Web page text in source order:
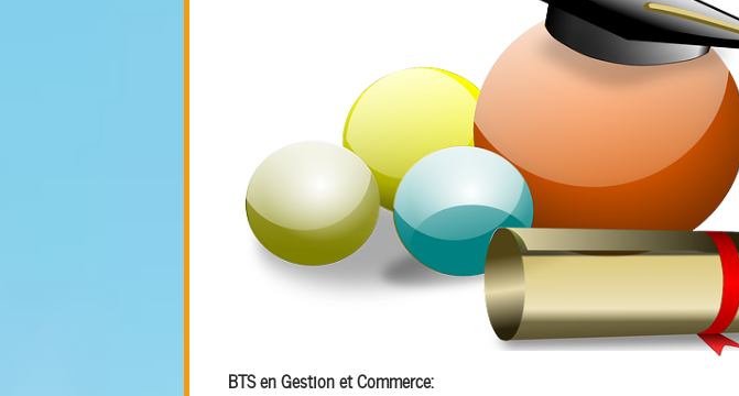
BTS en Gestion et Commerce: